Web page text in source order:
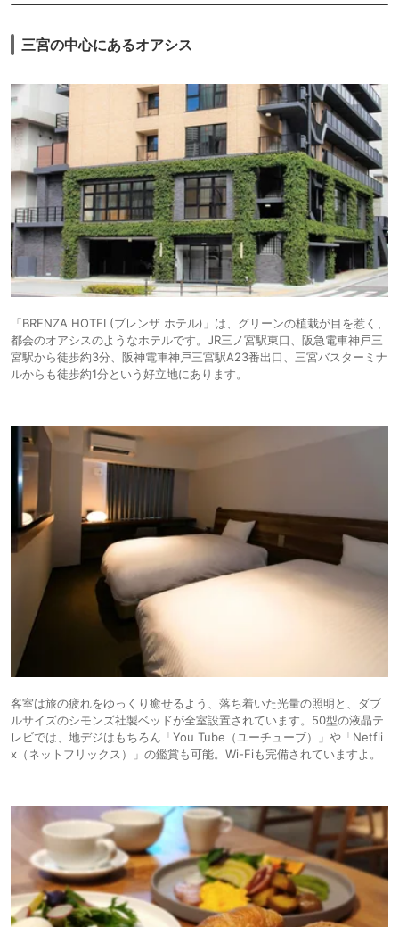
三宮の中心にあるオアシス
「BRENZA HOTEL(ブレンザ ホテル)」は、グリーンの植栽が目を惹く、
都会のオアシスのようなホテルです。JR三ノ宮駅東口、阪急電車神戸三
宮駅から徒歩約3分、阪神電車神戸三宮駅A23番出口、三宮バスターミナ
ルからも徒歩約1分という好立地にあります。
客室は旅の疲れをゆっくり癒せるよう、落ち着いた光量の照明と、ダブ
ルサイズのシモンズ社製ベッドが全室設置されています。50型の液晶テ
レビでは、地デジはもちろん「You Tube（ユーチューブ）」や「Netfli
x（ネットフリックス）」の鑑賞も可能。Wi-Fiも完備されていますよ。